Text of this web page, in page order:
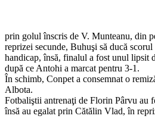
prin golul înscris de V. Munteanu, din
reprizei secunde, Buhuşi să ducă
handicap, însă, finalul a fost unul lipsit
după ce Antohi a marcat pentru 3-1.
În schimb, Conpet a consemnat o
Albota.
Fotbaliştii antrenaţi de Florin Pârvu au
însă au egalat prin Cătălin Vlad, în